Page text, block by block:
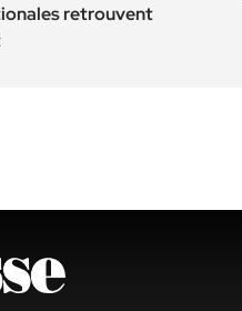
retrouvent